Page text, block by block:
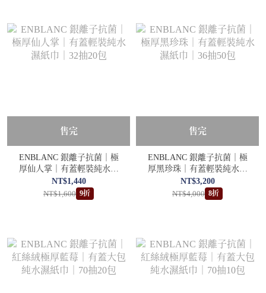
售完
ENBLANC 銀離子抗菌｜極
厚仙人掌｜有蓋輕裝純水濕
紙巾｜32抽20包
NT$1,440
NT$1,600 9折
售完
ENBLANC 銀離子抗菌｜極
厚黑珍珠｜有蓋輕裝純水濕
紙巾｜36抽50包
NT$3,200
NT$4,000 8折